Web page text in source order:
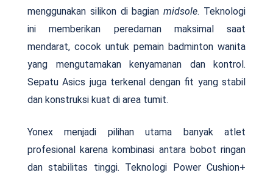
menggunakan silikon di bagianmidsole. Teknologi
ini memberikan peredaman maksimal saat
mendarat, cocok untuk pemain badminton wanita
yang mengutamakan kenyamanan dan kontrol.
Sepatu Asics juga terkenal dengan fit yang stabil
dan konstruksi kuat di area tumit.
Yonex menjadi pilihan utama banyak atlet
profesional karena kombinasi antara bobot ringan
dan stabilitas tinggi. Teknologi Power Cushion+